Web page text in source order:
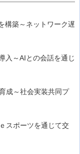
構築～ネットワーク遅
入～AIとの会話を通じ
成～社会実装共同プ
スポーツを通じて交